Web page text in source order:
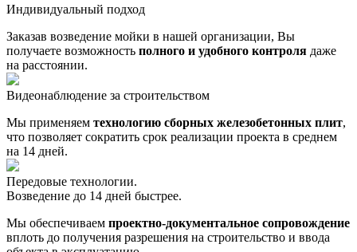
Индивидуальный подход
Заказав возведение мойки в нашей организации, Вы
получаете возможность полного и удобного контроля даже
на расстоянии.
Видеонаблюдение за строительством
Мы применяем технологию сборных железобетонных плит,
что позволяет сократить срок реализации проекта в среднем
на 14 дней.
Передовые технологии.
Возведение до 14 дней быстрее.
Мы обеспечиваем проектно-документальное сопровождение
вплоть до получения разрешения на строительство и ввода